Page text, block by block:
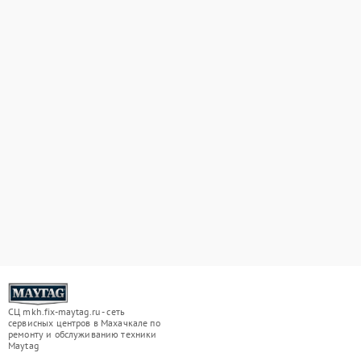
СЦ mkh.fix-maytag.ru - сеть
сервисных центров в Махачкале по
ремонту и обслуживанию техники
Maytag